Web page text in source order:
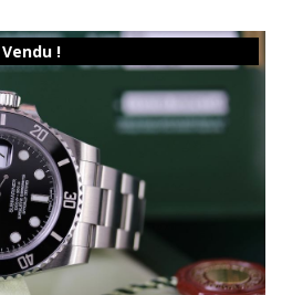
Vendu !